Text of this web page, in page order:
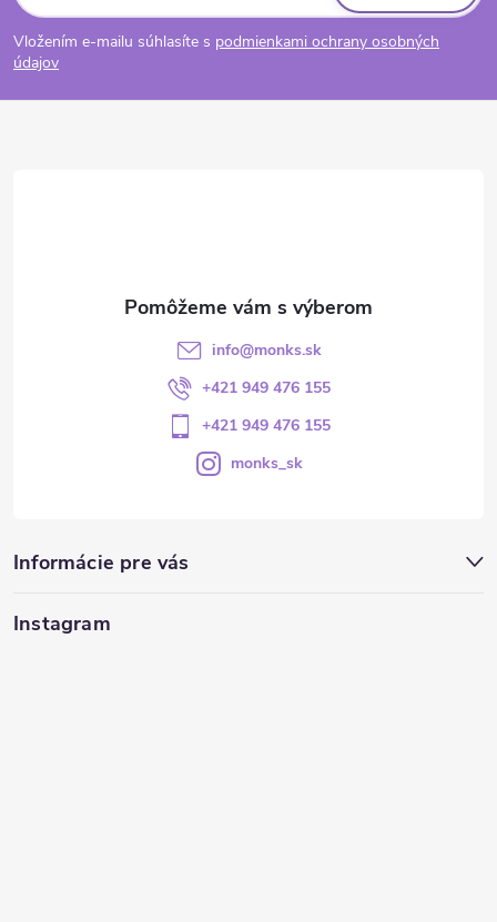
Vložením e-mailu súhlasíte s podmienkami ochrany osobných
údajov
Informácie pre vás
info@monks.sk
+421 949 476 155
+421 949 476 155
monks_sk
Instagram